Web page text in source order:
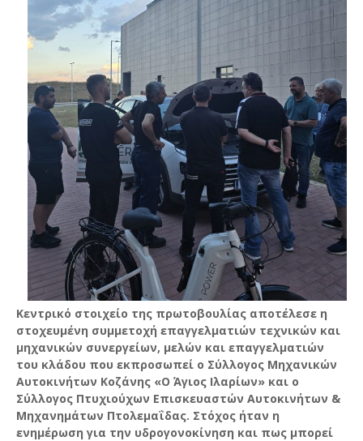
Κεντρικό στοιχείο της πρωτοβουλίας αποτέλεσε η
στοχευμένη συμμετοχή επαγγελματιών τεχνικών και
μηχανικών συνεργείων, μελών και επαγγελματιών
του κλάδου που εκπροσωπεί ο Σύλλογος Μηχανικών
Αυτοκινήτων Κοζάνης «Ο Άγιος Ιλαρίων» και ο
Σύλλογος Πτυχιούχων Επισκευαστών Αυτοκινήτων &
Μηχανημάτων Πτολεμαΐδας. Στόχος ήταν η
ενημέρωση για την υδρογονοκίνηση και πως μπορεί